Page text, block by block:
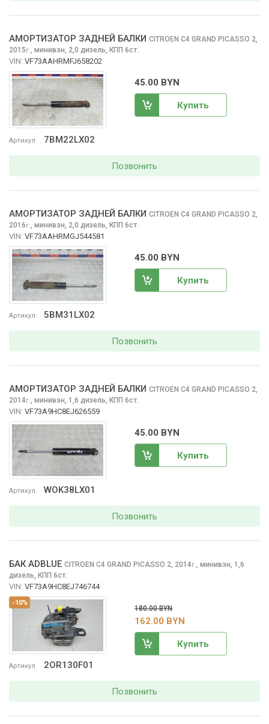
Артикул 7BM22LX02
АМОРТИЗАТОР ЗАДНЕЙ БАЛКИ CITROEN C4 GRAND PICASSO 2,
2015г. минивэн, 2,0 дизель, КПП 6ст.
VIN: VF73AAHRMFJ658202
45.00 BYN
Купить
Позвонить
Артикул 5BM31LX02
АМОРТИЗАТОР ЗАДНЕЙ БАЛКИ CITROEN C4 GRAND PICASSO 2,
2016г. минивэн, 2,0 дизель, КПП 6ст.
VIN: VF73AAHRMGJ544581
45.00 BYN
Купить
Позвонить
Артикул WOK38LX01
АМОРТИЗАТОР ЗАДНЕЙ БАЛКИ CITROEN C4 GRAND PICASSO 2,
2014г. минивэн, 1,6 дизель, КПП 6ст.
VIN: VF73A9HC8EJ626559
45.00 BYN
Купить
Позвонить
-10%
Артикул 2OR130F01
БАК ADBLUE CITROEN C4 GRAND PICASSO 2, 2014г., минивэн, 1,6
дизель, КПП 6ст.
VIN: VF73A9HC8EJ746744
180.00 BYN
162.00 BYN
Купить
Позвонить